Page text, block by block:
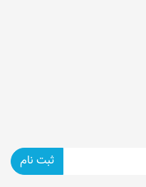
ثبت نام